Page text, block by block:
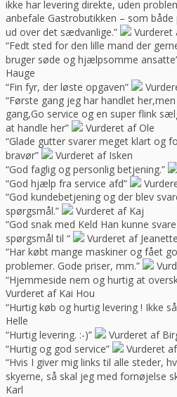
ikke har levering direkte, uden
anbefale Gastrobutikken – som
ud over det sædvanlige.”
Vurderet
“Fedt sted for den lille mand der
bruger søde og hjælpsomme
Hauge
“Fin fyr, der løste opgaven”
“Første gang jeg har handlet
gang,Go service og en super flink
at handle her”
Vurderet af Ole
“Glade gutter svarer meget klart og
bravør”
Vurderet af Isken
“God faglig og personlig betjening.”
“God hjælp fra service afd”
“God kundebetjening og der blev
spørgsmål.”
Vurderet af Kaj
“God snak med Keld Han kunne
spørgsmål til “
Vurderet af Jeanette
“Har købt mange maskiner og fået
problemer. Gode priser, mm.”
“Hjemmeside nem og hurtig at
Vurderet af Kai Hou
“Hurtig køb og hurtig levering ! Ikke
Helle
“Hurtig levering. :-)”
Vurderet af
“Hurtig og god service”
Vurderet
“Hvis I giver mig links til alle steder,
skyerne, så skal jeg med fornøjelse
Karl